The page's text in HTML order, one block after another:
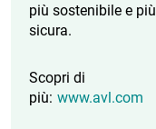
più sostenibile e più
sicura.
Scopri di
più: www.avl.com